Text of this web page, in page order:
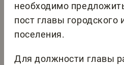
необходимо
пост главы городского
поселения.
Для должности главы